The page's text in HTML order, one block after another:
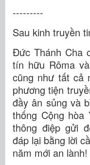
---------
Sau kinh truyền
Đức Thánh Cha
tín hữu Rôma
cũng như tất cả
phương tiện
đầy ân sủng và
thống Cộng
thông điệp gửi
đáp lại bằng lời
năm mới an lành!